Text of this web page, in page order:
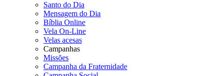
Santo do Dia
Mensagem do Dia
Bíblia Online
Vela On-Line
Velas acesas
Campanhas
Missões
Campanha da Fraternidade